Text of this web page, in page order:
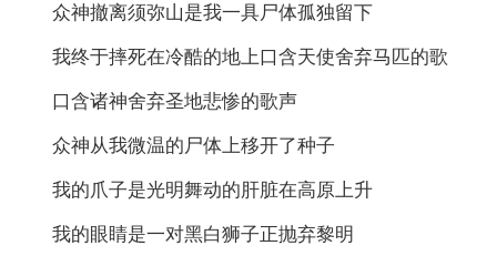
众神撤离须弥山是我一具尸体孤独留下
我终于摔死在冷酷的地上口含天使舍弃马匹的歌
口含诸神舍弃圣地悲惨的歌声
众神从我微温的尸体上移开了种子
我的爪子是光明舞动的肝脏在高原上升
我的眼睛是一对黑白狮子正抛弃黎明